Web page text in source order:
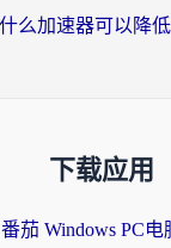
下载应用
番茄 Windows PC电